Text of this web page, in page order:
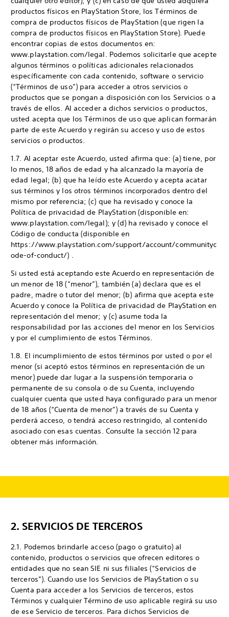
productos físicos en PlayStation Store, los Términos de
compra de productos físicos de PlayStation (que rigen la
compra de productos físicos en PlayStation Store). Puede
encontrar copias de estos documentos en:
www.playstation.com/legal. Podemos solicitarle que acepte
algunos términos o políticas adicionales relacionados
específicamente con cada contenido, software o servicio
(“Términos de uso”) para acceder a otros servicios o
productos que se pongan a disposición con los Servicios o a
través de ellos. Al acceder a dichos servicios o productos,
usted acepta que los Términos de uso que aplican formarán
parte de este Acuerdo y regirán su acceso y uso de estos
servicios o productos.
1.7. Al aceptar este Acuerdo, usted afirma que: (a) tiene, por
lo menos, 18 años de edad y ha alcanzado la mayoría de
edad legal; (b) que ha leído este Acuerdo y acepta acatar
sus términos y los otros términos incorporados dentro del
mismo por referencia; (c) que ha revisado y conoce la
Política de privacidad de PlayStation (disponible en:
www.playstation.com/legal); y (d) ha revisado y conoce el
Código de conducta (disponible en
https://www.playstation.com/support/account/communityc
ode-of-conduct/) .
Si usted está aceptando este Acuerdo en representación de
un menor de 18 (“menor”), también (a) declara que es el
padre, madre o tutor del menor; (b) afirma que acepta este
Acuerdo y conoce la Política de privacidad de PlayStation en
representación del menor; y (c) asume toda la
responsabilidad por las acciones del menor en los Servicios
y por el cumplimiento de estos Términos.
1.8. El incumplimiento de estos términos por usted o por el
menor (si aceptó estos términos en representación de un
menor) puede dar lugar a la suspensión temporaria o
permanente de su consola o de su Cuenta, incluyendo
cualquier cuenta que usted haya configurado para un menor
de 18 años (“Cuenta de menor”) a través de su Cuenta y
perderá acceso, o tendrá acceso restringido, al contenido
asociado con esas cuentas. Consulte la sección 12 para
obtener más información.
2. SERVICIOS DE TERCEROS
2.1. Podemos brindarle acceso (pago o gratuito) al
contenido, productos o servicios que ofrecen editores o
entidades que no sean SIE ni sus filiales (“Servicios de
terceros”). Cuando use los Servicios de PlayStation o su
Cuenta para acceder a los Servicios de terceros, estos
Términos y cualquier Término de uso aplicable regirá su uso
de ese Servicio de terceros. Para dichos Servicios de